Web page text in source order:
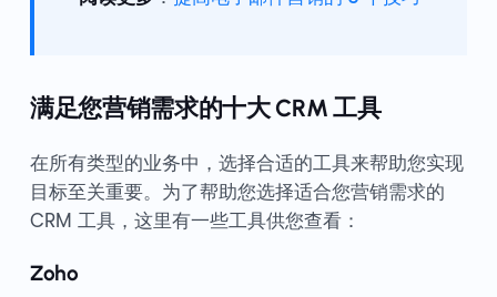
满足您营销需求的十大 CRM 工具
在所有类型的业务中，选择合适的工具来帮助您实现
目标至关重要。为了帮助您选择适合您营销需求的
CRM 工具，这里有一些工具供您查看：
Zoho